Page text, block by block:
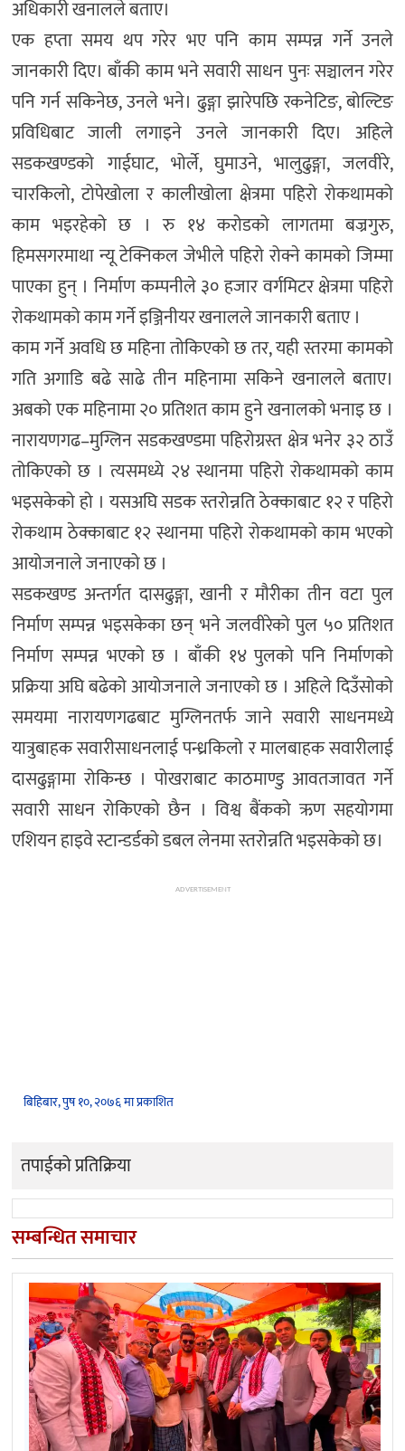
अधिकारी खनालले बताए।
एक हप्ता समय थप गरेर भए पनि काम सम्पन्न गर्ने उनले
जानकारी दिए। बाँकी काम भने सवारी साधन पुनः सञ्चालन गरेर
पनि गर्न सकिनेछ, उनले भने। ढुङ्गा झारेपछि रकनेटिङ, बोल्टिङ
प्रविधिबाट जाली लगाइने उनले जानकारी दिए। अहिले
सडकखण्डको गाईघाट, भोर्ले, घुमाउने, भालुढुङ्गा, जलवीरे,
चारकिलो, टोपेखोला र कालीखोला क्षेत्रमा पहिरो रोकथामको
काम भइरहेको छ । रु १४ करोडको लागतमा बज्रगुरु,
हिमसगरमाथा न्यू टेक्निकल जेभीले पहिरो रोक्ने कामको जिम्मा
पाएका हुन् । निर्माण कम्पनीले ३० हजार वर्गमिटर क्षेत्रमा पहिरो
रोकथामको काम गर्ने इञ्जिनीयर खनालले जानकारी बताए ।
काम गर्ने अवधि छ महिना तोकिएको छ तर, यही स्तरमा कामको
गति अगाडि बढे साढे तीन महिनामा सकिने खनालले बताए।
अबको एक महिनामा २० प्रतिशत काम हुने खनालको भनाइ छ ।
नारायणगढ–मुग्लिन सडकखण्डमा पहिरोग्रस्त क्षेत्र भनेर ३२ ठाउँ
तोकिएको छ । त्यसमध्ये २४ स्थानमा पहिरो रोकथामको काम
भइसकेको हो । यसअघि सडक स्तरोन्नति ठेक्काबाट १२ र पहिरो
रोकथाम ठेक्काबाट १२ स्थानमा पहिरो रोकथामको काम भएको
आयोजनाले जनाएको छ ।
सडकखण्ड अन्तर्गत दासढुङ्गा, खानी र मौरीका तीन वटा पुल
निर्माण सम्पन्न भइसकेका छन् भने जलवीरेको पुल ५० प्रतिशत
निर्माण सम्पन्न भएको छ । बाँकी १४ पुलको पनि निर्माणको
प्रक्रिया अघि बढेको आयोजनाले जनाएको छ । अहिले दिउँसोको
समयमा नारायणगढबाट मुग्लिनतर्फ जाने सवारी साधनमध्ये
यात्रुबाहक सवारीसाधनलाई पन्ध्रकिलो र मालबाहक सवारीलाई
दासढुङ्गामा रोकिन्छ । पोखराबाट काठमाण्डु आवतजावत गर्ने
सवारी साधन रोकिएको छैन । विश्व बैंकको ऋण सहयोगमा
एशियन हाइवे स्टान्डर्डको डबल लेनमा स्तरोन्नति भइसकेको छ।
ADVERTISEMENT
बिहिबार, पुष १०, २०७६ मा प्रकाशित
तपाईको प्रतिक्रिया
सम्बन्धित समाचार